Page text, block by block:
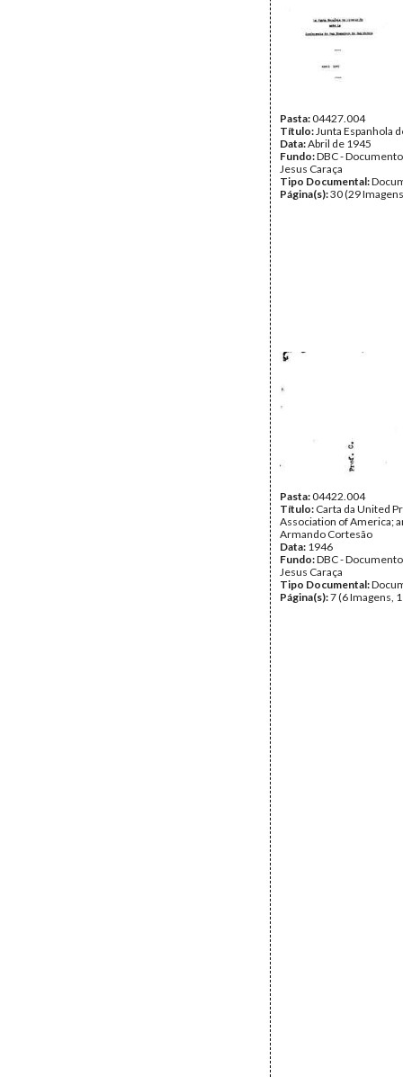
Tipo Documental:
Página(s):33
Pasta:04427.004
Título:Junta Espanhola
Data:Abril de 1945
Fundo:DBC -
Jesus Caraça
Tipo Documental:
Página(s):30 (29
Pasta:04422.004
Título: Carta da United
Association of America;
Armando Cortesão
Data: 1946
Fundo:DBC -
Jesus Caraça
Tipo Documental:
Página(s):7 (6 Imagens,